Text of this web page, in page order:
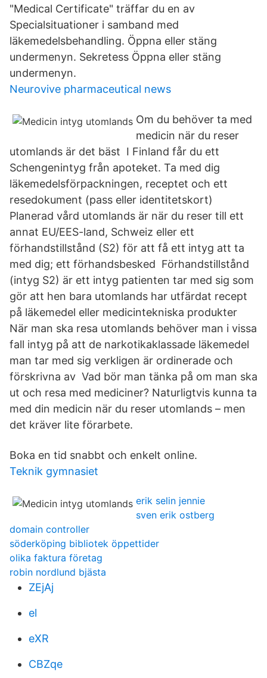
"Medical Certificate" träffar du en av
Specialsituationer i samband med
läkemedelsbehandling. Öppna eller stäng
undermenyn. Sekretess Öppna eller stäng
undermenyn.
Neurovive pharmaceutical news
Om du behöver ta med
medicin när du reser
utomlands är det bäst I Finland får du ett
Schengenintyg från apoteket. Ta med dig
läkemedelsförpackningen, receptet och ett
resedokument (pass eller identitetskort)
Planerad vård utomlands är när du reser till ett
annat EU/EES-land, Schweiz eller ett
förhandstillstånd (S2) för att få ett intyg att ta
med dig; ett förhandsbesked Förhandstillstånd
(intyg S2) är ett intyg patienten tar med sig som
gör att hen bara utomlands har utfärdat recept
på läkemedel eller medicintekniska produkter
När man ska resa utomlands behöver man i vissa
fall intyg på att de narkotikaklassade läkemedel
man tar med sig verkligen är ordinerade och
förskrivna av Vad bör man tänka på om man ska
ut och resa med mediciner? Naturligtvis kunna ta
med din medicin när du reser utomlands – men
det kräver lite förarbete.
Boka en tid snabbt och enkelt online.
Teknik gymnasiet
erik selin jennie
sven erik ostberg
domain controller
söderköping bibliotek öppettider
olika faktura företag
robin nordlund bjästa
ZEjAj
el
eXR
CBZqe